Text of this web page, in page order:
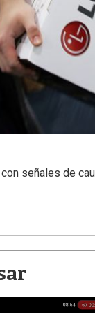
señales de